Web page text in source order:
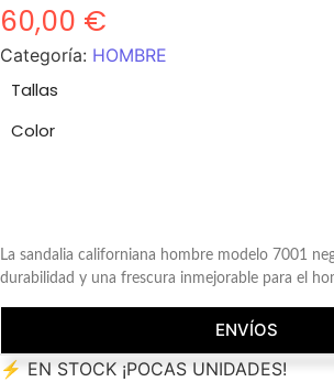
60,00 €
Categoría: HOMBRE
Tallas
Color
La sandalia californiana hombre modelo 7001
durabilidad y una frescura inmejorable para el
ENVÍOS
⚡ EN STOCK ¡POCAS UNIDADES!